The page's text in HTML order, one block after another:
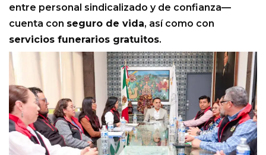
entre personal sindicalizado y de confianza—
cuenta con seguro de vida, así como con
servicios funerarios gratuitos.